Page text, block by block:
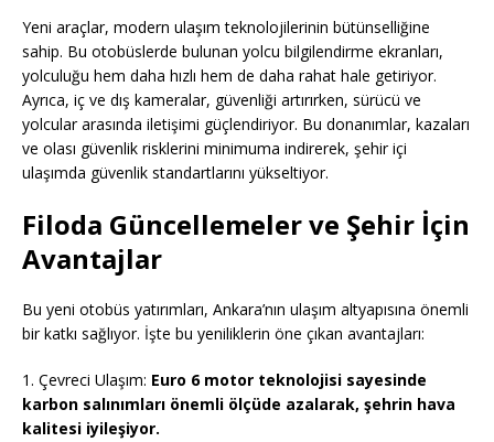
Yeni araçlar, modern ulaşım teknolojilerinin bütünselliğine
sahip. Bu otobüslerde bulunan yolcu bilgilendirme ekranları,
yolculuğu hem daha hızlı hem de daha rahat hale getiriyor.
Ayrıca, iç ve dış kameralar, güvenliği artırırken, sürücü ve
yolcular arasında iletişimi güçlendiriyor. Bu donanımlar, kazaları
ve olası güvenlik risklerini minimuma indirerek, şehir içi
ulaşımda güvenlik standartlarını yükseltiyor.
Filoda Güncellemeler ve Şehir İçin
Avantajlar
Bu yeni otobüs yatırımları, Ankara’nın ulaşım altyapısına önemli
bir katkı sağlıyor. İşte bu yeniliklerin öne çıkan avantajları:
1. Çevreci Ulaşım: Euro 6 motor teknolojisi sayesinde
karbon salınımları önemli ölçüde azalarak, şehrin hava
kalitesi iyileşiyor.